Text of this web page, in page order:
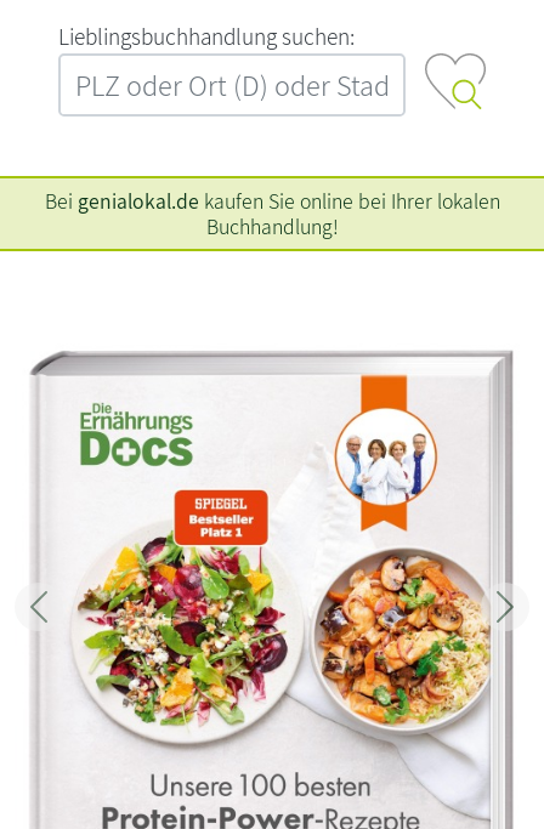
L‍i‍e‍b‍l‍i‍n‍g‍s‍b‍u‍c‍h‍h‍a‍n‍d‍l‍u‍n‍g‍ ‍s‍u‍c‍h‍e‍n‍:‍
Bei genialokal.de kaufen Sie online bei Ihrer lokalen
Buchhandlung!
Zurück